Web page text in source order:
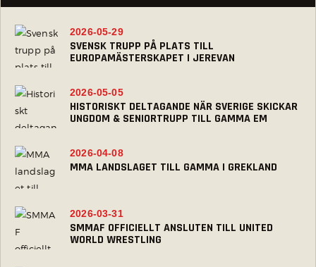
SVENSK TRUPP PÅ PLATS TILL
EUROPAMÄSTERSKAPET I JEREVAN
2026-05-29
HISTORISKT DELTAGANDE NÄR SVERIGE SKICKAR
UNGDOM & SENIORTRUPP TILL GAMMA EM
2026-05-05
MMA LANDSLAGET TILL GAMMA I GREKLAND
2026-04-08
SMMAF OFFICIELLT ANSLUTEN TILL UNITED
WORLD WRESTLING
2026-03-31